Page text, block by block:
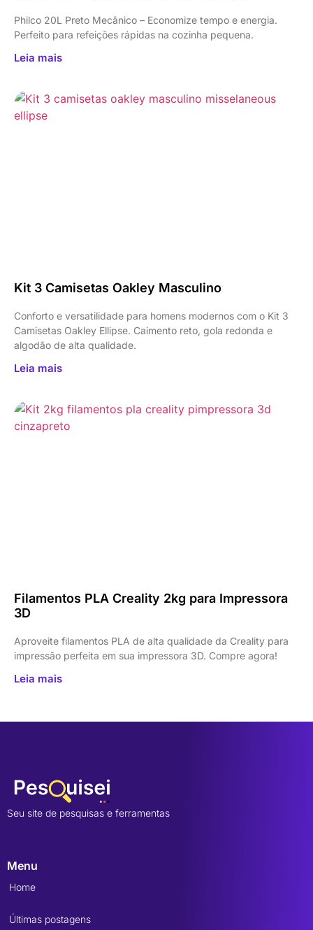
Philco 20L Preto Mecânico – Economize tempo e energia.
Perfeito para refeições rápidas na cozinha pequena.
Leia mais
Kit 3 Camisetas Oakley Masculino
Conforto e versatilidade para homens modernos com o Kit 3
Camisetas Oakley Ellipse. Caimento reto, gola redonda e
algodão de alta qualidade.
Leia mais
Filamentos PLA Creality 2kg para Impressora
3D
Aproveite filamentos PLA de alta qualidade da Creality para
impressão perfeita em sua impressora 3D. Compre agora!
Leia mais
Seu site de pesquisas e ferramentas
Menu
Home
Últimas postagens